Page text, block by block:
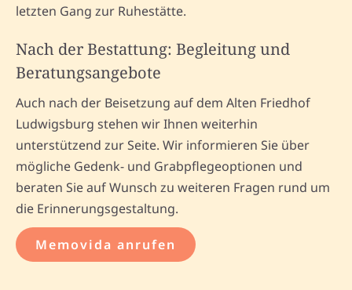
letzten Gang zur Ruhestätte.
Nach der Bestattung: Begleitung und
Beratungsangebote
Auch nach der Beisetzung auf dem Alten Friedhof
Ludwigsburg stehen wir Ihnen weiterhin
unterstützend zur Seite. Wir informieren Sie über
mögliche Gedenk- und Grabpflegeoptionen und
beraten Sie auf Wunsch zu weiteren Fragen rund um
die Erinnerungsgestaltung.
Memovida anrufen